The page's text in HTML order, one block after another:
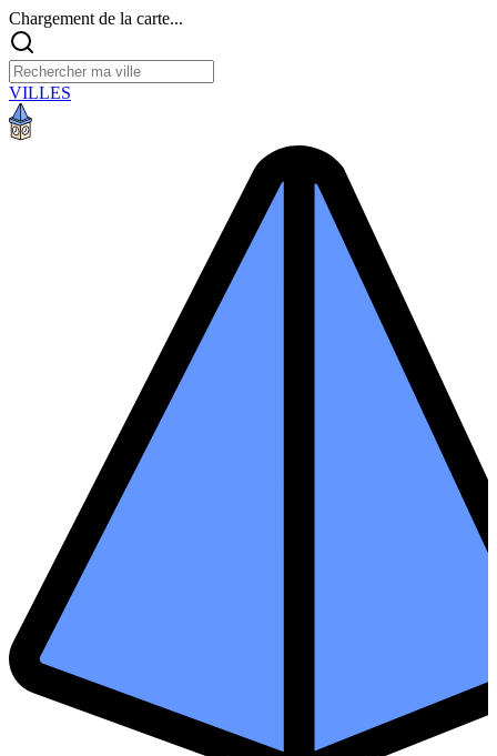
Chargement de la carte...
VILLES